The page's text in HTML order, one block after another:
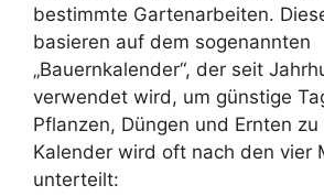
bestimmte Gartenarbeiten.
basieren auf dem sogenannten
„Bauernkalender“, der seit
verwendet wird, um günstige
Pflanzen, Düngen und Ernten
Kalender wird oft nach den vier
unterteilt: